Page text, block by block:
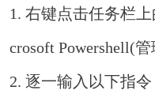
1. 右键点击任务栏
crosoft Powershell(管
2. 逐一输入以下指令